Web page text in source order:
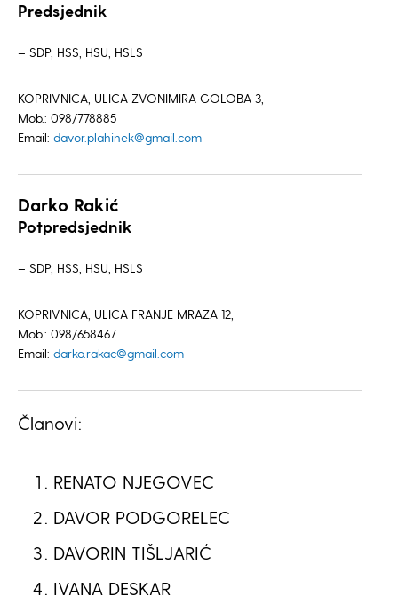
Predsjednik
– SDP, HSS, HSU, HSLS
KOPRIVNICA, ULICA ZVONIMIRA GOLOBA 3,
Mob.: 098/778885
Email: davor.plahinek@gmail.com
Darko Rakić
Potpredsjednik
– SDP, HSS, HSU, HSLS
KOPRIVNICA, ULICA FRANJE MRAZA 12,
Mob.: 098/658467
Email: darko.rakac@gmail.com
Članovi:
RENATO NJEGOVEC
DAVOR PODGORELEC
DAVORIN TIŠLJARIĆ
IVANA DESKAR